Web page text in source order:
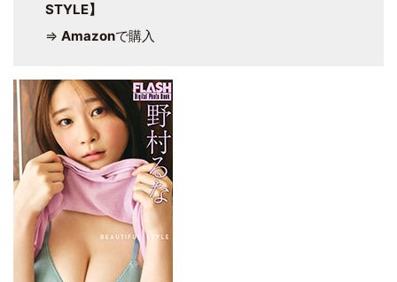
STYLE】
⇒ Amazonで購入